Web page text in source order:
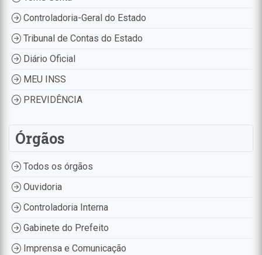
Controladoria-Geral do Estado
Tribunal de Contas do Estado
Diário Oficial
MEU INSS
PREVIDÊNCIA
Órgãos
Todos os órgãos
Ouvidoria
Controladoria Interna
Gabinete do Prefeito
Imprensa e Comunicação